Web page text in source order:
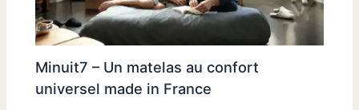
Minuit7 – Un matelas au confort
universel made in France